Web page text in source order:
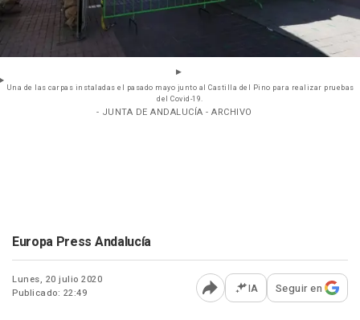
Una de las carpas instaladas el pasado mayo junto al Castilla del Pino para realizar pruebas
del Covid-19.
- JUNTA DE ANDALUCÍA - ARCHIVO
Europa Press Andalucía
Lunes, 20 julio 2020
Publicado: 22:49
Abrir opciones para
IA Seguir en